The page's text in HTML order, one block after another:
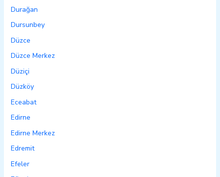
Durağan
Dursunbey
Düzce
Düzce Merkez
Düziçi
Düzköy
Eceabat
Edirne
Edirne Merkez
Edremit
Efeler